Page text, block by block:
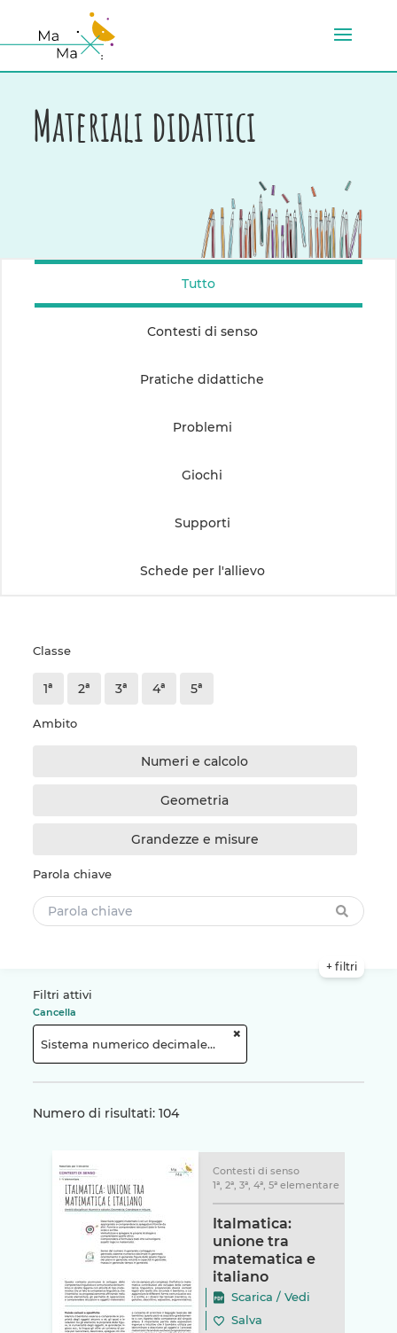
Materiali didattici
Tutto
Contesti di senso
Pratiche didattiche
Problemi
Giochi
Supporti
Schede per l'allievo
+ filtri
Classe
1ª 2ª 3ª 4ª 5ª
Ambito
Numeri e calcolo
Geometria
Grandezze e misure
Parola chiave
Filtri attivi
Cancella
+
Sistema numerico decimale in generale
Numero di risultati: 104
Contesti di senso
1ª, 2ª, 3ª, 4ª, 5ª elementare
Italmatica:
unione tra
matematica e
italiano
Scarica / Vedi
Salva